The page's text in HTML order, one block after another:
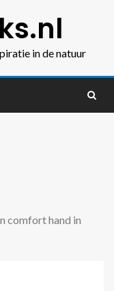
in de natuur
comfort hand in